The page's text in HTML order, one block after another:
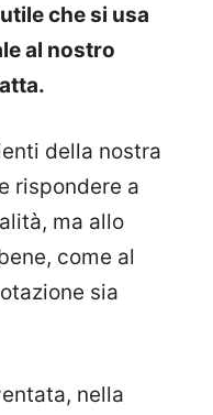
che si usa
al nostro
della nostra
rispondere a
ma allo
come al
sia
nella